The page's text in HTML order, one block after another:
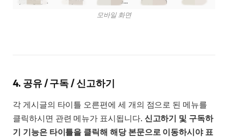
모바일 화면
4. 공유 / 구독 / 신고하기
각 게시글의 타이틀 오른편에 세 개의 점으로 된 메뉴를
클릭하시면 관련 메뉴가 표시됩니다. 신고하기 및 구독하
기 기능은 타이틀을 클릭해 해당 본문으로 이동하시야 표